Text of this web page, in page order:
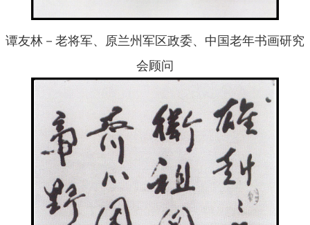
谭友林－老将军、原兰州军区政委、中国老年书画研究
会顾问